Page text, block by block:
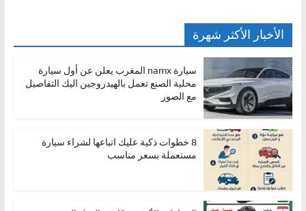
الأخبار الأكثر شهرة
سيارة namx المغرب يعلن عن أول سيارة
محلية الصنع تعمل بالهيدروجين اليك التفاصيل
مع الصور
8 خطوات ذكية عليك اتباعها لشراء سيارة
مستعملة بسعر مناسب